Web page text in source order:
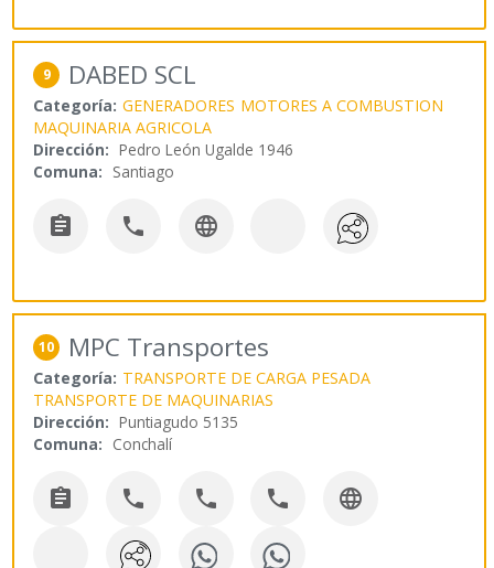
9 DABED SCL
Categoría: GENERADORES MOTORES A COMBUSTION
MAQUINARIA AGRICOLA
Dirección: Pedro León Ugalde 1946
Comuna: Santiago
  
10 MPC Transportes
Categoría: TRANSPORTE DE CARGA PESADA
TRANSPORTE DE MAQUINARIAS
Dirección: Puntiagudo 5135
Comuna: Conchalí
    